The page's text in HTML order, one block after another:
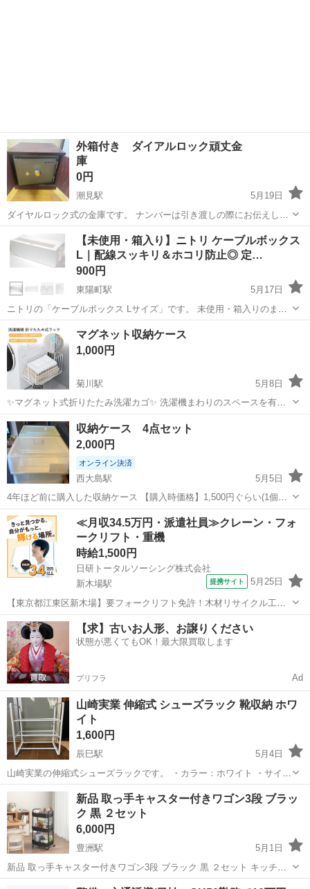
外箱付き ダイアルロック頑丈金
庫
0円
潮見駅
5月19日
ダイヤルロック式の金庫です。 ナンバーは引き渡しの際にお伝えしま
す。 かなり重いので1人で運ぶのは難しいかと思います。 自宅付近に
取りに来てくださる方にお譲りします。
江東区 潮見駅 収納家具 ダイアル
【未使用・箱入り】ニトリ ケーブルボックス
L｜配線スッキリ＆ホコリ防止◎ 定…
900円
東陽町駅
5月17日
ニトリの「ケーブルボックス Lサイズ」です。 未使用・箱入りのまま
保管していました。 ごちゃつきがちなコードや電源タップをスッキリ
隠せて、見た目がかなり整います◎ 生活感が出やすいテレビ裏・デス
ク周り・Wi-Fiルーター周...
東京 江東区 東陽町駅 収納家具
マグネット収納ケース
1,000円
菊川駅
5月8日
✨マグネット式折りたたみ洗濯カゴ✨ 洗濯機まわりのスペースを有効
活用できる、便利なマグネット収納である。 使わない時は折りたたん
でスッキリ、省スペース設計。 ・強力マグネットでしっかり固定 ・組
み立て不要、届いてすぐ使え...
東京 江東区 菊川駅 収納家具 マグネット
収納ケース 4点セット
2,000円
オンライン決済
西大島駅
5月5日
4年ほど前に購入した収納ケース 【購入時価格】1,500円ぐらい(1個当
たり) 【サイズ】5枚目の写真に記載 【色】透明3個＋薄緑1個 【傷な
どの状態】とくに目立った傷はありません。 【アピールポイント】 ※
状態はいいので...
東京 江東区 西大島駅 収納家具 ケース
≪月収34.5万円・派遣社員≫クレーン・フォ
ークリフト・重機
時給1,500円
日研トータルソーシング株式会社
新木場駅
提携サイト 5月25日
【東京都江東区新木場】要フォークリフト免許！木材リサイクル工場
でのフォーク運搬・清掃・機械部品の交換作業《お仕事No.4A1584-
JS》 お仕事について 木片粉の清掃、機械メンテナンス（オイル挿し
等）、木片カッター機の研...
東京 江東区 新木場駅 その他
【求】古いお人形、お譲りください
状態が悪くてもOK！最大限買取します
プリフラ Ad
山崎実業 伸縮式 シューズラック 靴収納 ホワ
イト
1,600円
辰巳駅
5月4日
山崎実業の伸縮式シューズラックです。 ・カラー：ホワイト ・サイ
ズ：約 幅72〜41cm × 奥行25cm × 高さ46cm ・伸縮タイプ ・中古品
靴の収納に便利で、スペースに合わせて幅を調整できます。 玄関やク
ローゼ...
東京 江東区 辰巳駅 収納家具 シューズラック
新品 取っ手キャスター付きワゴン3段 ブラッ
ク 黒 ２セット
6,000円
豊洲駅
5月1日
新品 取っ手キャスター付きワゴン3段 ブラック 黒 ２セット キッチン
ワゴン ランドリーワゴン 隙間収納 【キャスター付きで移動便利】移
江東区 豊洲駅 収納家具